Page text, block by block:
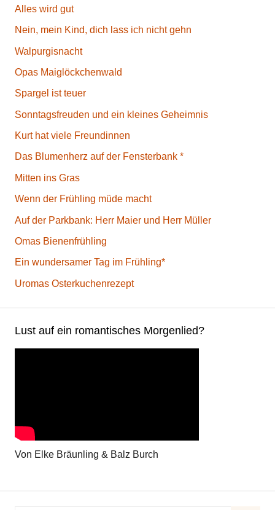
Alles wird gut
Nein, mein Kind, dich lass ich nicht gehn
Walpurgisnacht
Opas Maiglöckchenwald
Spargel ist teuer
Sonntagsfreuden und ein kleines Geheimnis
Kurt hat viele Freundinnen
Das Blumenherz auf der Fensterbank *
Mitten ins Gras
Wenn der Frühling müde macht
Auf der Parkbank: Herr Maier und Herr Müller
Omas Bienenfrühling
Ein wundersamer Tag im Frühling*
Uromas Osterkuchenrezept
Lust auf ein romantisches Morgenlied?
Von Elke Bräunling & Balz Burch